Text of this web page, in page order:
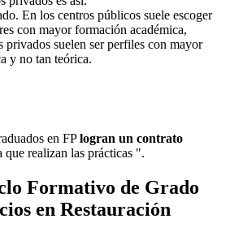
En los centros públicos suele escoger
con mayor formación académica,
privados suelen ser perfiles con mayor
y no tan teórica.
en FPlogran un contrato
que realizan las prácticas ".
Formativo de Grado
en Restauración